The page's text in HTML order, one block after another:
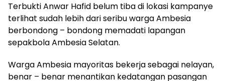
Terbukti Anwar Hafid belum tiba di lokasi kampanye
terlihat sudah lebih dari seribu warga Ambesia
berbondong – bondong memadati lapangan
sepakbola Ambesia Selatan.
Warga Ambesia mayoritas bekerja sebagai nelayan,
benar – benar menantikan kedatangan pasangan